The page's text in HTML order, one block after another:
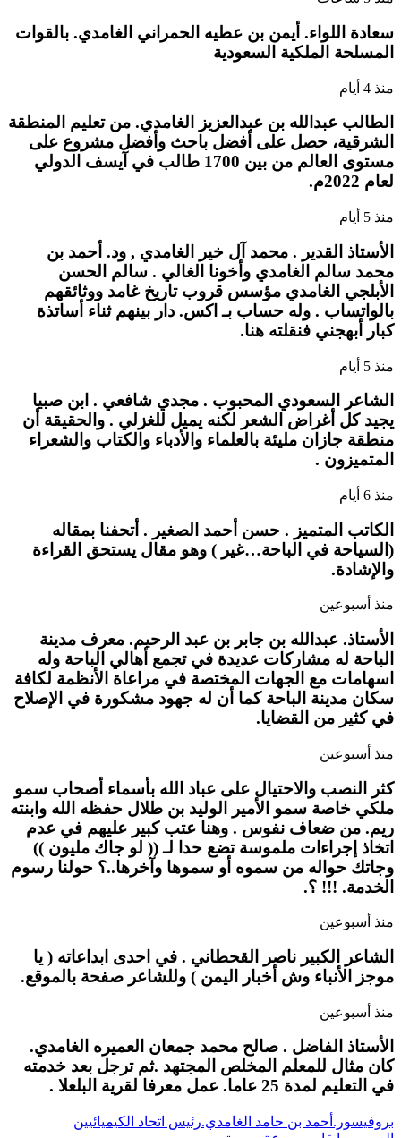
سعادة اللواء. أيمن بن عطيه الحمراني الغامدي. بالقوات
المسلحة الملكية السعودية
منذ 4 أيام
الطالب عبدالله بن عبدالعزيز الغامدي. من تعليم المنطقة
الشرقية، حصل على أفضل باحث وأفضل مشروع على
مستوى العالم من بين 1700 طالب في آيسف الدولي
لعام 2022م.
منذ 5 أيام
الأستاذ القدير . محمد آل خير الغامدي , ود. أحمد بن
محمد سالم الغامدي وأخونا الغالي . سالم الحسن
الأبلجي الغامدي مؤسس قروب تاريخ غامد ووثائقهم
بالواتساب . وله حساب بـ اكس. دار بينهم ثناء أساتذة
كبار أبهجني فنقلته هنا.
منذ 5 أيام
الشاعر السعودي المحبوب . مجدي شافعي . ابن صبيا
يجيد كل أغراض الشعر لكنه يميل للغزلي . والحقيقة أن
منطقة جازان مليئة بالعلماء والأدباء والكتاب والشعراء
المتميزون .
منذ 6 أيام
الكاتب المتميز . حسن أحمد الصغير . أتحفنا بمقاله
(السياحة في الباحة…غير ) وهو مقال يستحق القراءة
والإشادة.
منذ أسبوعين
الأستاذ. عبدالله بن جابر بن عبد الرحيم. معرف مدينة
الباحة له مشاركات عديدة في تجمع أهالي الباحة وله
اسهامات مع الجهات المختصة في مراعاة الأنظمة لكافة
سكان مدينة الباحة كما أن له جهود مشكورة في الإصلاح
في كثير من القضايا.
منذ أسبوعين
كثر النصب والاحتيال على عباد الله بأسماء أصحاب سمو
ملكي خاصة سمو الأمير الوليد بن طلال حفظه الله وابنته
ريم. من ضعاف نفوس . وهنا عتب كبير عليهم في عدم
اتخاذ إجراءات ملموسة تضع حدا لـ (( لو جاك مليون ))
وجاتك حواله من سموه أو سموها وآخرها..؟ حولنا رسوم
الخدمة. !!! ؟.
منذ أسبوعين
الشاعر الكبير ناصر القحطاني . في احدى ابداعاته ( يا
موجز الأنباء وش أخبار اليمن ) وللشاعر صفحة بالموقع.
منذ أسبوعين
الأستاذ الفاضل . صالح محمد جمعان العميره الغامدي.
كان مثال للمعلم المخلص المجتهد .ثم ترجل بعد خدمته
في التعليم لمدة 25 عاما. عمل معرفا لقرية البلعلا .
بروفيسور.أحمد بن حامد الغامدي.رئيس اتحاد الكيميائيين